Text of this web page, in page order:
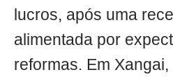
lucros, após uma
alimentada por
reformas. Em